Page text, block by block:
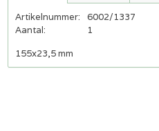
Artikelnummer:
6002/1337
Aantal:
1
155x23,5 mm